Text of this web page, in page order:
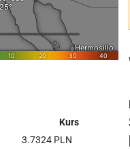
Kurs
3.7324 PLN